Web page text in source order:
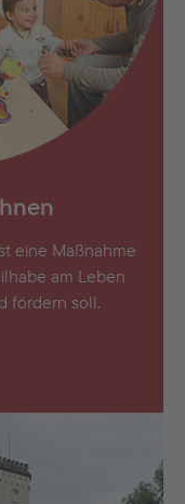
eine Maßnahme
am Leben
fördern soll.